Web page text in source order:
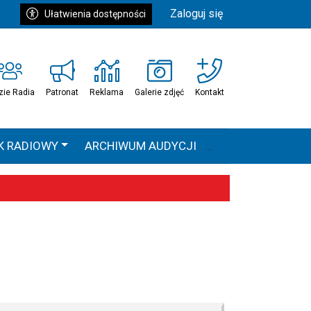
Ułatwienia dostępności Zaloguj się
Radia Patronat Reklama Galerie zdjęć Kontakt
RADIOWY ARCHIWUM AUDYCJI
HEAVEN TOUR